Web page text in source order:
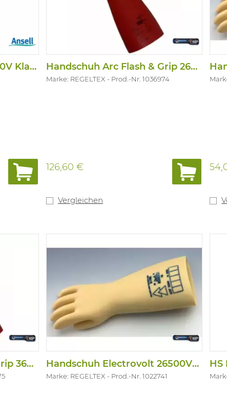
Handschuh RIG214Y 17000V Klasse 2 Gelb Handschuh Arc Flash & Grip 26500V - Kla
Marke: REGELTEX Prod.-Nr. 1036974
126,60 €
Vergleichen
Handschuh Arc Flash & Grip 36000V Handschuh Electrovolt 26500V-Klasse 3
Marke: REGELTEX Prod.-Nr. 1022741